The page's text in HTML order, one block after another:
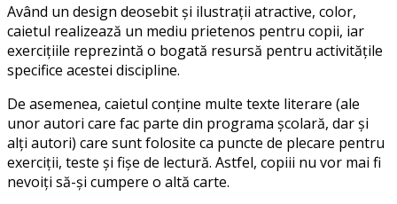
Având un design deosebit şi ilustraţii atractive, color,
caietul realizează un mediu prietenos pentru copii, iar
exerciţiile reprezintă o bogată resursă pentru activităţile
specifice acestei discipline.
De asemenea, caietul conţine multe texte literare (ale
unor autori care fac parte din programa şcolară, dar şi
alţi autori) care sunt folosite ca puncte de plecare pentru
exerciţii, teste şi fişe de lectură. Astfel, copiii nu vor mai fi
nevoiţi să-şi cumpere o altă carte.